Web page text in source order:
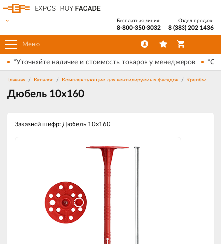
Меню
Бесплатная линия:
8-800-350-3032
Отдел продаж:
8 (383) 202 1436
*Уточняйте наличие и стоимость товаров у менеджеров
Главная Каталог Комплектующие для вентилируемых фасадов Крепёж
Дюбель 10х160
Заказной шифр: Дюбель 10х160